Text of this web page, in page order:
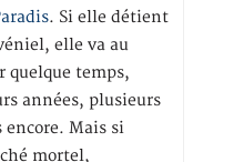
. Si elle détient
elle va au
quelque temps,
années, plusieurs
encore. Mais si
mortel,